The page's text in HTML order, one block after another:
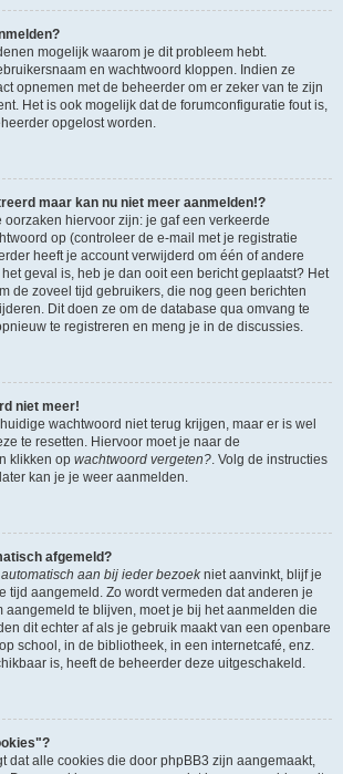
mogelijk waarom je dit probleem hebt.
en wachtwoord kloppen. Indien ze
opnemen met de beheerder om er zeker van te zijn
Het is ook mogelijk dat de forumconfiguratie fout is,
opgelost worden.
maar kan nu niet meer aanmelden!?
oorzaken hiervoor zijn: je gaf een verkeerde
op (controleer de e-mail met je registratie
heeft je account verwijderd om één of andere
geval is, heb je dan ooit een bericht geplaatst? Het
de zoveel tijd gebruikers, die nog geen berichten
Dit doen ze om de database qua omvang te
te registreren en meng je in de discussies.
niet meer!
wachtwoord niet terug krijgen, maar er is wel
te resetten. Hiervoor moet je naar de
klikken op wachtwoord vergeten?. Volg de instructies
kan je je weer aanmelden.
afgemeld?
aan bij ieder bezoekniet aanvinkt, blijf je
tijd aangemeld. Zo wordt vermeden dat anderen je
aangemeld te blijven, moet je bij het aanmelden die
dit echter af als je gebruik maakt van een openbare
school, in de bibliotheek, in een internetcafé, enz.
is, heeft de beheerder deze uitgeschakeld.
dat alle cookies die door phpBB3 zijn aangemaakt,